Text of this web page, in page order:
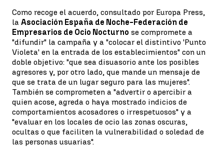
Como recoge el acuerdo, consultado por Europa Press,
la Asociación España de Noche-Federación de
Empresarios de Ocio Nocturno se compromete a
"difundir" la campaña y a "colocar el distintivo 'Punto
Violeta' en la entrada de los establecimientos" con un
doble objetivo: "que sea disuasorio ante los posibles
agresores y, por otro lado, que mande un mensaje de
que se trata de un lugar seguro para las mujeres".
También se comprometen a "advertir o apercibir a
quien acose, agreda o haya mostrado indicios de
comportamientos acosadores o irrespetuosos" y a
"evaluar en los locales de ocio las zonas oscuras,
ocultas o que faciliten la vulnerabilidad o soledad de
las personas usuarias".